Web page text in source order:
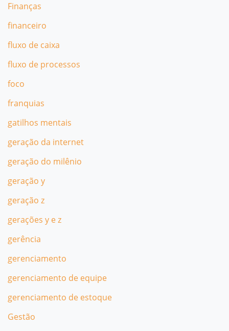
Finanças
financeiro
fluxo de caixa
fluxo de processos
foco
franquias
gatilhos mentais
geração da internet
geração do milênio
geração y
geração z
gerações y e z
gerência
gerenciamento
gerenciamento de equipe
gerenciamento de estoque
Gestão